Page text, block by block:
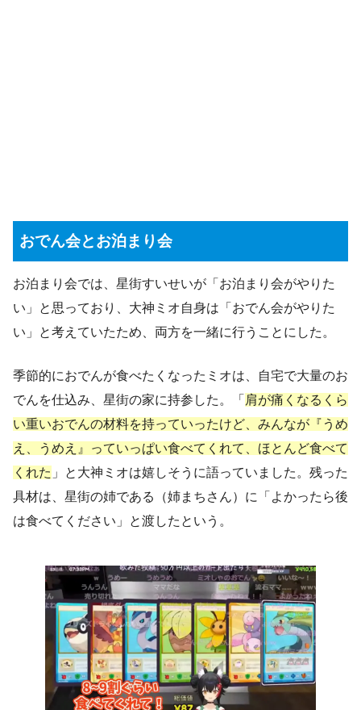
おでん会とお泊まり会
お泊まり会では、星街すいせいが「お泊まり会がやりた
い」と思っており、大神ミオ自身は「おでん会がやりた
い」と考えていたため、両方を一緒に行うことにした。
季節的におでんが食べたくなったミオは、自宅で大量のお
でんを仕込み、星街の家に持参した。「 肩が痛くなるくら
い重いおでんの材料を持っていったけど、みんなが『うめ
え、うめえ』っていっぱい食べてくれて、ほとんど食べて
くれた 」と大神ミオは嬉しそうに語っていました。残った
具材は、星街の姉である（姉まちさん）に「よかったら後
は食べてください」と渡したという。